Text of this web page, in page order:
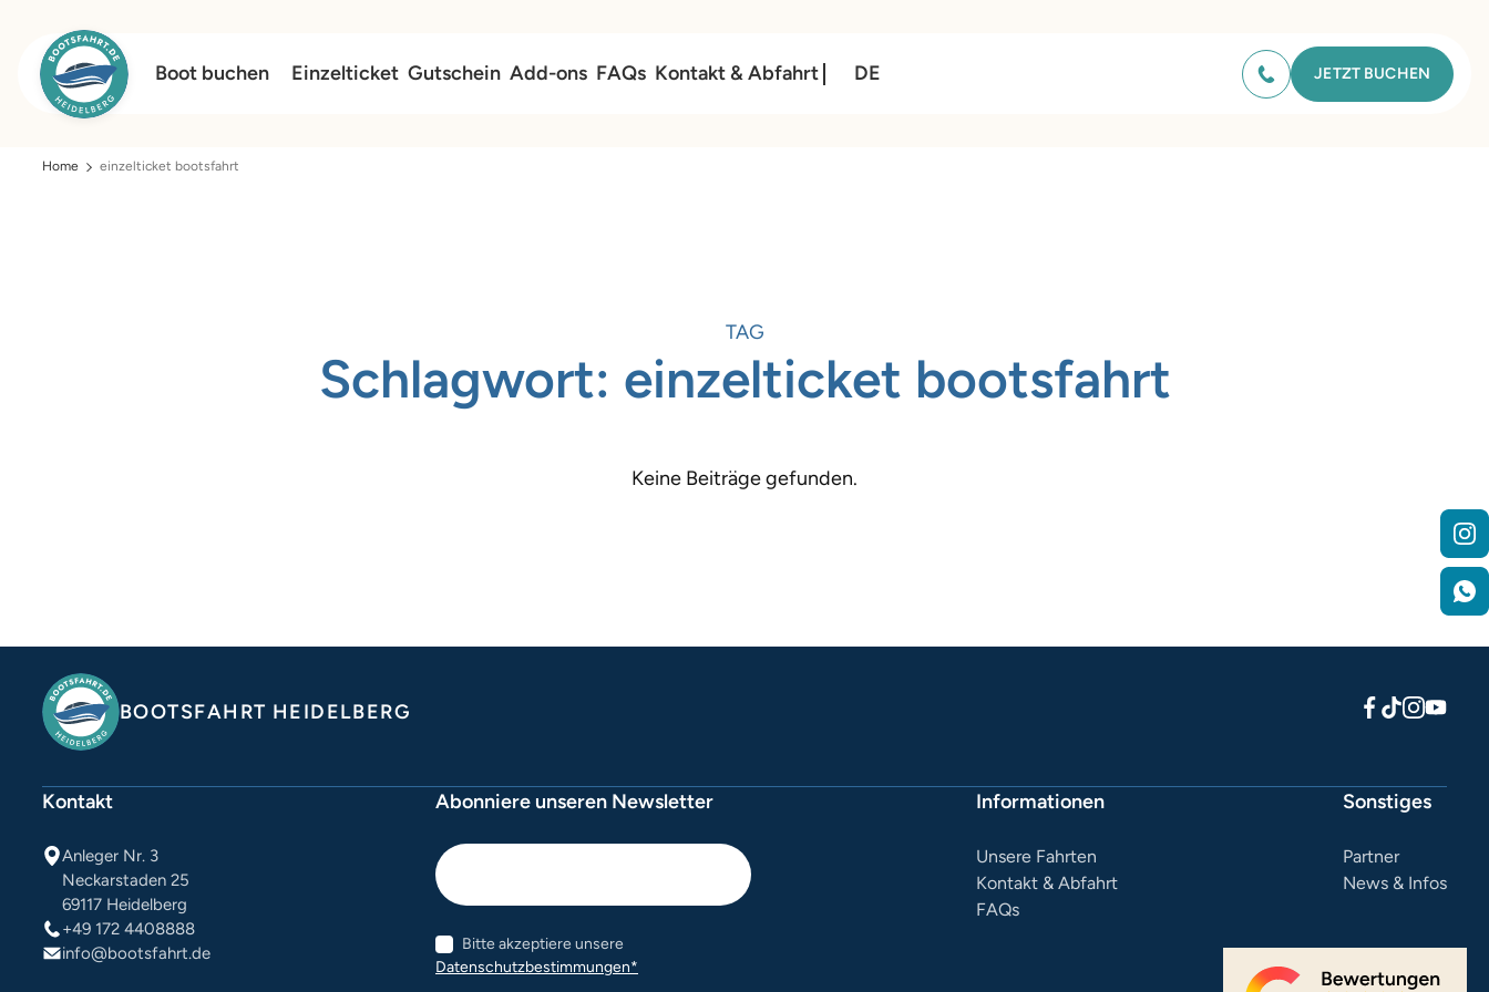
Boot buchen Einzelticket Gutschein Add-ons FAQs Kontakt & Abfahrt DE JETZT BUCHEN
Home einzelticket bootsfahrt
TAG
Schlagwort: einzelticket bootsfahrt
Keine Beiträge gefunden.
BOOTSFAHRT HEIDELBERG
Kontakt
Anleger Nr. 3
Neckarstaden 25
69117 Heidelberg
+49 172 4408888
info@bootsfahrt.de
Abonniere unseren Newsletter
Bitte akzeptiere unsere
Datenschutzbestimmungen*
Informationen
Unsere Fahrten
Kontakt & Abfahrt
FAQs
Sonstiges
Partner
News & Infos